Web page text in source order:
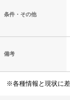
条件・その他
備考
※各種情報と現状に